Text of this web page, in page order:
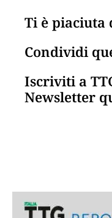
Ti è piaciuta
Condividi
Iscriviti a
Newsletter